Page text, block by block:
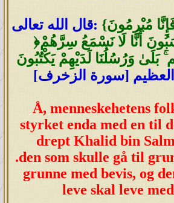
قال الله تعالى: {أَمْ أَبْرَمُوا أَمْرًا فَإِنَّا مُبْرِمُونَ
‎﴿٧٩﴾‏ أَمْ يَحْسَبُونَ أَنَّا لَا نَسْمَعُ سِرَّهُمْ
Å, menneskehetens
styrket enda med en til
drept Khalid bin
.den som skulle gå til
grunne med bevis, og
leve skal leve